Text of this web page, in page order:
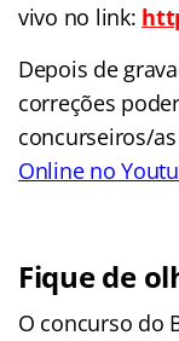
vivo no link:
Depois de
correções
concurseiros/
Online no
Fique de
O concurso do